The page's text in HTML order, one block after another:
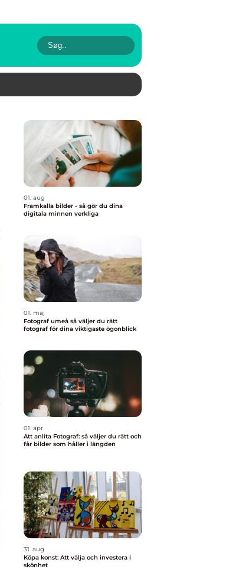
01. aug
Framkalla bilder - så gör du dina
digitala minnen verkliga
01. maj
Fotograf umeå så väljer du rätt
fotograf för dina viktigaste ögonblick
01. apr
Att anlita Fotograf: så väljer du rätt och
får bilder som håller i längden
31. aug
Köpa konst: Att välja och investera i
skönhet